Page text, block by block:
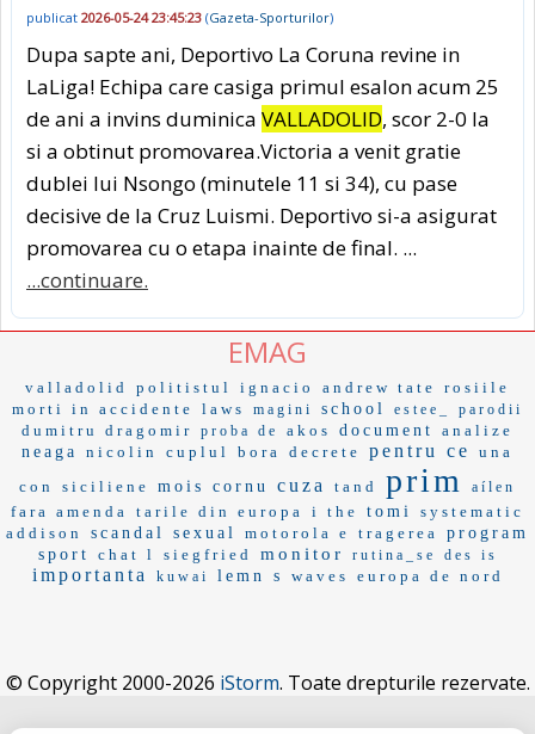
publicat 2026-05-24 23:45:23 (Gazeta-Sporturilor)
Dupa sapte ani, Deportivo La Coruna revine in
LaLiga! Echipa care casiga primul esalon acum 25
de ani a invins duminica VALLADOLID, scor 2-0 la
si a obtinut promovarea.Victoria a venit gratie
dublei lui Nsongo (minutele 11 si 34), cu pase
decisive de la Cruz Luismi. Deportivo si-a asigurat
promovarea cu o etapa inainte de final. ...
...continuare.
EMAG
valladolid politistul ignacio andrew tate
rosiile
morti in accidente
laws magini school estee_ parodii
dumitru dragomir proba de akos document
analize
neaga
nicolin cuplul bora decrete pentru ce
una
con
siciliene mois cornu cuza tand prim aílen
fara amenda tarile din europa i the tomi
systematic
addison
scandal sexual motorola e tragerea
program
sport
chat l siegfried monitor rutina_se des is
importanta kuwai lemn s waves europa de nord
© Copyright 2000-2026 iStorm. Toate drepturile rezervate.